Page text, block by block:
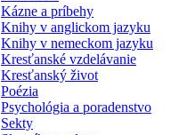
Kázne a príbehy
Knihy v anglickom jazyku
Knihy v nemeckom jazyku
Kresťanské vzdelávanie
Kresťanský život
Poézia
Psychológia a poradenstvo
Sekty